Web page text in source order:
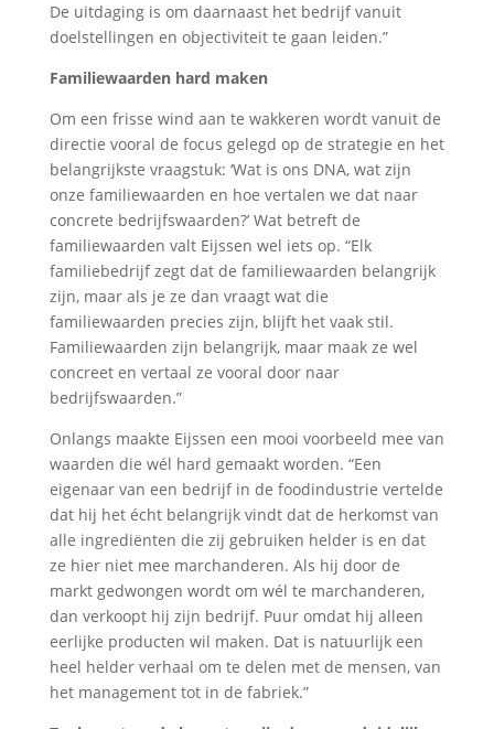
De uitdaging is om daarnaast het bedrijf vanuit
doelstellingen en objectiviteit te gaan leiden.”
Familiewaarden hard maken
Om een frisse wind aan te wakkeren wordt vanuit de
directie vooral de focus gelegd op de strategie en het
belangrijkste vraagstuk: ‘Wat is ons DNA, wat zijn
onze familiewaarden en hoe vertalen we dat naar
concrete bedrijfswaarden?’ Wat betreft de
familiewaarden valt Eijssen wel iets op. “Elk
familiebedrijf zegt dat de familiewaarden belangrijk
zijn, maar als je ze dan vraagt wat die
familiewaarden precies zijn, blijft het vaak stil.
Familiewaarden zijn belangrijk, maar maak ze wel
concreet en vertaal ze vooral door naar
bedrijfswaarden.”
Onlangs maakte Eijssen een mooi voorbeeld mee van
waarden die wél hard gemaakt worden. “Een
eigenaar van een bedrijf in de foodindustrie vertelde
dat hij het écht belangrijk vindt dat de herkomst van
alle ingrediënten die zij gebruiken helder is en dat
ze hier niet mee marchanderen. Als hij door de
markt gedwongen wordt om wél te marchanderen,
dan verkoopt hij zijn bedrijf. Puur omdat hij alleen
eerlijke producten wil maken. Dat is natuurlijk een
heel helder verhaal om te delen met de mensen, van
het management tot in de fabriek.”